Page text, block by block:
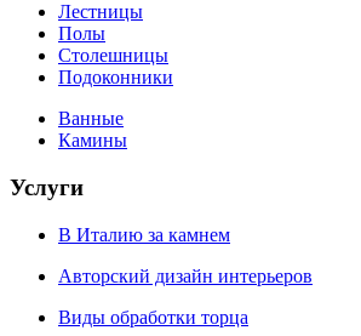
Лестницы
Полы
Столешницы
Подоконники
Ванные
Камины
Услуги
В Италию за камнем
Авторский дизайн интерьеров
Виды обработки торца